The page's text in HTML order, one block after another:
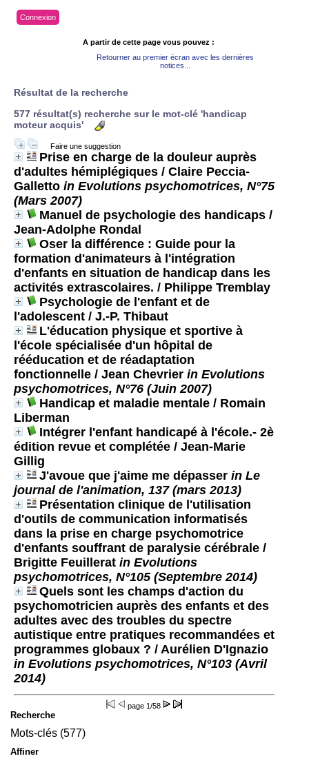
Connexion
A partir de cette page vous pouvez :
Retourner au premier écran avec les dernières
notices...
Résultat de la recherche
577 résultat(s) recherche sur le mot-clé 'handicap
moteur acquis'
Faire une suggestion
Prise en charge de la douleur auprès
d'adultes hémiplégiques / Claire Peccia-
Galletto in Evolutions psychomotrices, N°75
(Mars 2007)
Manuel de psychologie des handicaps /
Jean-Adolphe Rondal
Oser la différence : Guide pour la
formation d'animateurs à l'intégration
d'enfants en situation de handicap dans les
activités extrascolaires. / Philippe Tremblay
Psychologie de l'enfant et de
l'adolescent / J.-P. Thibaut
L'éducation physique et sportive à
l'école spécialisée d'un hôpital de
rééducation et de réadaptation
fonctionnelle / Jean Chevrier in Evolutions
psychomotrices, N°76 (Juin 2007)
Handicap et maladie mentale / Romain
Liberman
Intégrer l'enfant handicapé à l'école.- 2è
édition revue et complétée / Jean-Marie
Gillig
J'avoue que j'aime me dépasser in Le
journal de l'animation, 137 (mars 2013)
Présentation clinique de l'utilisation
d'outils de communication informatisés
dans la prise en charge psychomotrice
d'enfants souffrant de paralysie cérébrale /
Brigitte Feuillerat in Evolutions
psychomotrices, N°105 (Septembre 2014)
Quels sont les champs d'action du
psychomotricien auprès des enfants et des
adultes avec des troubles du spectre
autistique entre pratiques recommandées et
programmes globaux ? / Aurélien D'Ignazio
in Evolutions psychomotrices, N°103 (Avril
2014)
page 1/58
Recherche
Mots-clés (577)
Affiner